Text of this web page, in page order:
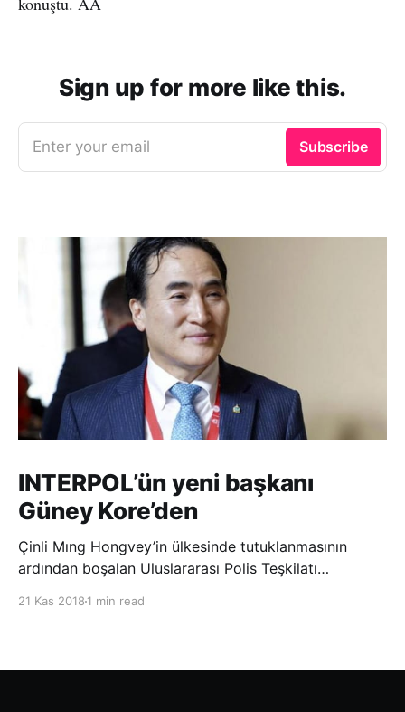
Sign up for more like this.
Enter your email Subscribe
INTERPOL’ün yeni başkanı
Güney Kore’den
Çinli Mıng Hongvey’in ülkesinde tutuklanmasının
ardından boşalan Uluslararası Polis Teşkilatı
21 Kas 2018 1 min read